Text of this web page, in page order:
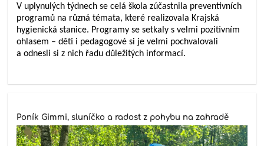
V uplynulých týdnech se celá škola zúčastnila preventivních
programů na různá témata, které realizovala Krajská
hygienická stanice. Programy se setkaly s velmi pozitivním
ohlasem – děti i pedagogové si je velmi pochvalovali
a odnesli si z nich řadu důležitých informací.
Poník Gimmi, sluníčko a radost z pohybu na zahradě